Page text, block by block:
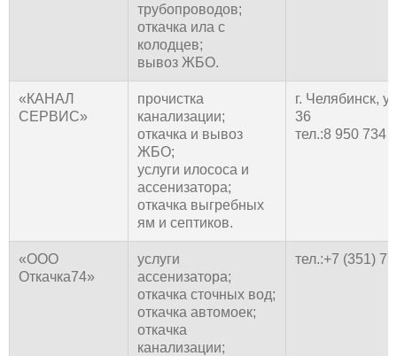
трубопроводов;
откачка ила с
колодцев;
вывоз ЖБО.
«КАНАЛ
СЕРВИС»
прочистка
канализации;
откачка и вывоз
ЖБО;
услуги илососа и
ассенизатора;
откачка выгребных
ям и септиков.
г. Челябинск,
36
тел.:8 950 734
«ООО
Откачка74»
услуги
ассенизатора;
откачка сточных вод;
откачка автомоек;
откачка
канализации;
тел.:+7 (351)